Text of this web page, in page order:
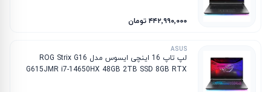
۴۴۲٬۹۹۰٬۰۰۰ تومان
ASUS
لپ تاپ 16 اینچی ایسوس مدل ROG Strix G16
G615JMR i7-14650HX 48GB 2TB SSD 8GB RTX